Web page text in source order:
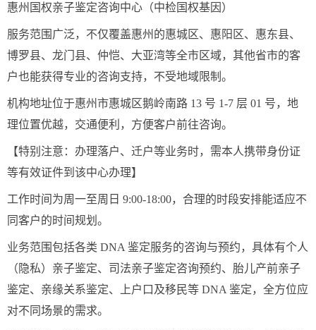
惠州国权亲子鉴定咨询中心（中检国权基因）
服务范围广泛，不仅覆盖惠州的惠城区、惠阳区、惠东县、
博罗县、龙门县、仲恺、大亚湾等全市区域，其他省市的客
户也能获得专业的咨询支持，不受地域限制。
机构地址位于惠州市惠城区鹅岭南路 13 号 1-7 层 01 号，地
理位置优越，交通便利，方便客户前往咨询。
【特别注意：办理落户、迁户等业务时，需本人携带身份证
等有效证件到该中心办理】
工作时间为周一至周日 9:00-18:00，合理的时段安排能适应不
同客户的时间规划。
业务范围包括各类 DNA 鉴定服务的咨询与预约，具体有个人
（隐私）亲子鉴定、司法亲子鉴定咨询预约、胎儿产前亲子
鉴定、亲缘关系鉴定、上户口及移民等 DNA 鉴定，全方位应
对不同场景的需求。